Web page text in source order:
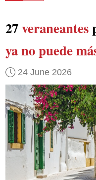
27veraneantes
ya no puede
24 June 2026